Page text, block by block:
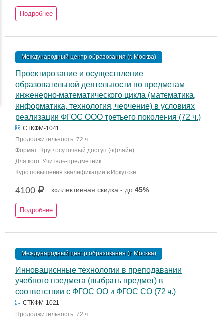
Подробнее
Международный центр образования (г. Москва)
Проектирование и осуществление
образовательной деятельности по предметам
инженерно-математического цикла (математика,
информатика, технология, черчение) в условиях
реализации ФГОС ООО третьего поколения (72 ч.)
СТКФМ-1041
Продолжительность: 72 ч.
Формат: Круглосуточный доступ (офлайн)
Для кого: Учитель-предметник
Курс повышения квалификации в Иркутске
4100 коллективная скидка - до 45%
Подробнее
Международный центр образования (г. Москва)
Инновационные технологии в преподавании
учебного предмета (выбрать предмет) в
соответствии с ФГОС ОО и ФГОС СО (72 ч.)
СТКФМ-1021
Продолжительность: 72 ч.